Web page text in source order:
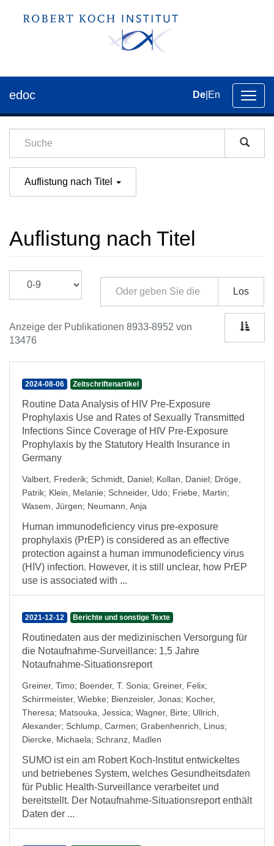
der
edoc De En
Auflistung nach Titel
Auflistung nach Titel
Los
Anzeige der Publikationen 8933-8952 von
13476
2024-08-06 Zeitschriftenartikel
Routine Data Analysis of HIV Pre-Exposure
Prophylaxis Use and Rates of Sexually Transmitted
Infections Since Coverage of HIV Pre-Exposure
Prophylaxis by the Statutory Health Insurance in
Germany
Valbert, Frederik; Schmidt, Daniel; Kollan, Daniel; Dröge,
Patrik; Klein, Melanie; Schneider, Udo; Friebe, Martin;
Wasem, Jürgen; Neumann, Anja
Human immunodeficiency virus pre-exposure
prophylaxis (PrEP) is considered as an effective
protection against a human immunodeficiency virus
(HIV) infection. However, it is still unclear, how PrEP
use is associated with ...
2021-12-12 Berichte und sonstige Texte
Routinedaten aus der medizinischen Versorgung für
die Notaufnahme-Surveillance: 1,5 Jahre
Notaufnahme-Situationsreport
Greiner, Timo; Boender, T. Sonia; Greiner, Felix;
Schirrmeister, Wiebke; Bienzeisler, Jonas; Kocher,
Theresa; Matsouka, Jessica; Wagner, Birte; Ullrich,
Alexander; Schlump, Carmen; Grabenhenrich, Linus;
Diercke, Michaela; Schranz, Madlen
SUMO ist ein am Robert Koch-Institut entwickeltes
und betriebenes System, welches Gesundheitsdaten
für Public Health-Surveillance verarbeitet und
bereitstellt. Der Notaufnahme-Situationsreport enthält
Daten der ...